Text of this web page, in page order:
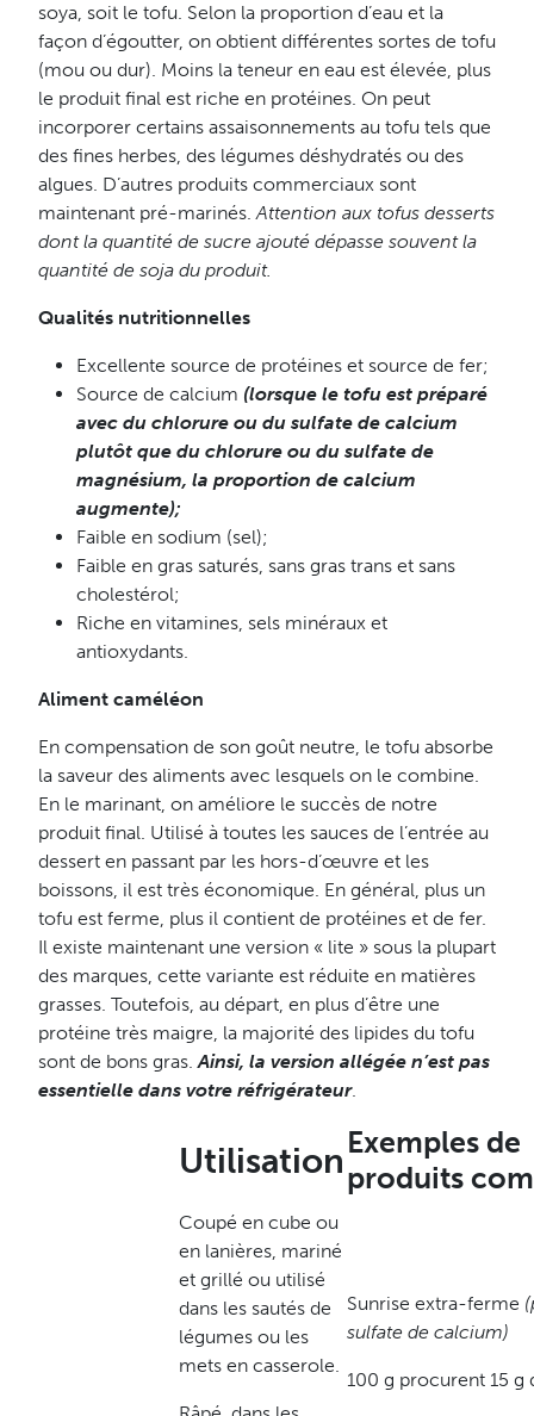
soya, soit le tofu. Selon la proportion d’eau et la
façon d’égoutter, on obtient différentes sortes de tofu
(mou ou dur). Moins la teneur en eau est élevée, plus
le produit final est riche en protéines. On peut
incorporer certains assaisonnements au tofu tels que
des fines herbes, des légumes déshydratés ou des
algues. D’autres produits commerciaux sont
maintenant pré-marinés.Attention aux tofus desserts
dont la quantité de sucre ajouté dépasse souvent la
quantité de soja du produit.
Qualités nutritionnelles
Excellente source de protéines et source de fer;
Source de calcium (lorsque le tofu est préparé
avec du chlorure ou du sulfate de calcium
plutôt que du chlorure ou du sulfate de
magnésium, la proportion de calcium
augmente);
Faible en sodium (sel);
Faible en gras saturés, sans gras trans et sans
cholestérol;
Riche en vitamines, sels minéraux et
antioxydants.
Aliment caméléon
En compensation de son goût neutre, le tofu absorbe
la saveur des aliments avec lesquels on le combine.
En le marinant, on améliore le succès de notre
produit final. Utilisé à toutes les sauces de l’entrée au
dessert en passant par les hors-d’œuvre et les
boissons, il est très économique. En général, plus un
tofu est ferme, plus il contient de protéines et de fer.
Il existe maintenant une version « lite » sous la plupart
des marques, cette variante est réduite en matières
grasses. Toutefois, au départ, en plus d’être une
protéine très maigre, la majorité des lipides du tofu
sont de bons gras.Ainsi, la version allégée n’est pas
essentielle dans votre réfrigérateur.
UtilisationExemples de
produits
Coupé en cube ou
en lanières, mariné
et grillé ou utilisé
dans les sautés de
légumes ou les
mets en casserole.
Sunrise extra-ferme
sulfate de calcium)
100 g procurent 15 g